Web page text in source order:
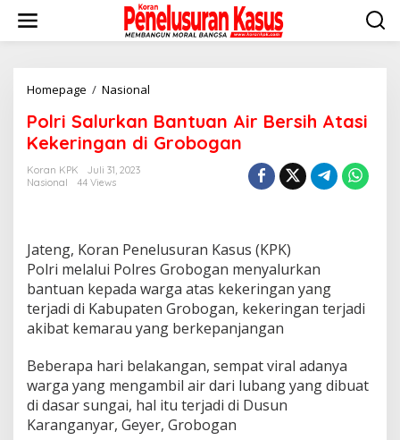
konten
Homepage / Nasional
Bantuan
Air
Bersih
Polri Salurkan Bantuan Air Bersih Atasi
Kekeringan di Grobogan
Koran KPK
Juli 31, 2023
Nasional
44 Views
Jateng, Koran Penelusuran Kasus (KPK)
Polri melalui Polres Grobogan menyalurkan
bantuan kepada warga atas kekeringan yang
terjadi di Kabupaten Grobogan, kekeringan terjadi
akibat kemarau yang berkepanjangan
Beberapa hari belakangan, sempat viral adanya
warga yang mengambil air dari lubang yang dibuat
di dasar sungai, hal itu terjadi di Dusun
Karanganyar, Geyer, Grobogan